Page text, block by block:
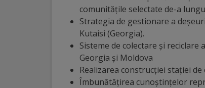
sculpturilor)
Monumente
arhitecturale
comunitățile selectate de-a
Strategia de gestionare a
Kutaisi (Georgia).
Sisteme de colectare și
Georgia și Moldova
Realizarea construcției stației
Îmbunătățirea cunoștințelor